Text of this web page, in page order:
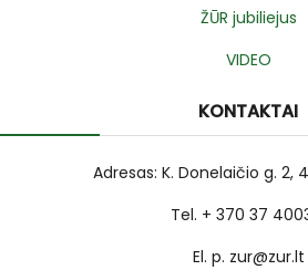
ŽŪR jubiliejus
VIDEO
KONTAKTAI
Adresas: K. Donelaičio g. 2,
Tel. + 370 37
El. p. zur@zur.lt